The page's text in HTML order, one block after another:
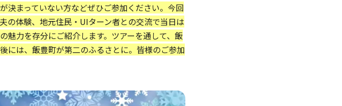
決まっていない方などぜひご参加ください。今回
の体験、地元住民・UIターン者との交流で当日は
魅力を存分にご紹介します。ツアーを通して、飯
には、飯豊町が第二のふるさとに。皆様のご参加